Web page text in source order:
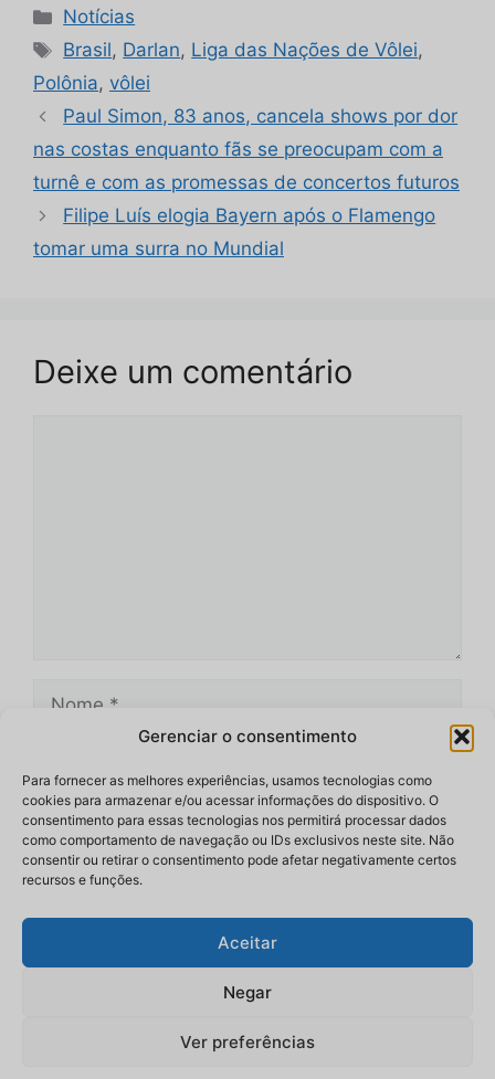
Gerenciar o consentimento
Para fornecer as melhores experiências, usamos tecnologias como
cookies para armazenar e/ou acessar informações do dispositivo. O
consentimento para essas tecnologias nos permitirá processar dados
como comportamento de navegação ou IDs exclusivos neste site. Não
consentir ou retirar o consentimento pode afetar negativamente certos
recursos e funções.
Aceitar
Negar
Ver preferências
Categorias
Notícias
Tags
Brasil, Darlan, Liga das Nações de Vôlei,
Polônia, vôlei
Paul Simon, 83 anos, cancela shows por dor
nas costas enquanto fãs se preocupam com a
turnê e com as promessas de concertos futuros
Filipe Luís elogia Bayern após o Flamengo
tomar uma surra no Mundial
Deixe um comentário
Nome
mail
Site